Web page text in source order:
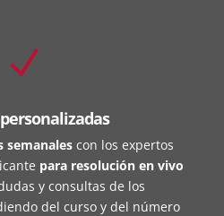
N
semanales con los expertos
para resolución en vivo
y consultas de los
del curso y del número